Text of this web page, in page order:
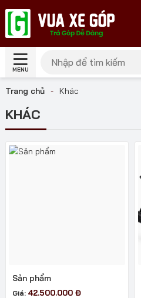
MENU
Trang chủ - Khác
KHÁC
Sản phẩm
Giá: 42.500.000 Đ